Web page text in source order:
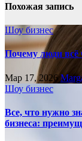
Похожая запись
Шоу бизнес
Почему люди всё
Мар 17, 2026
Шоу бизнес
Все, что нужно
бизнеса: